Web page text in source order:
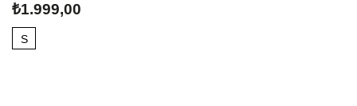
₺1.999,00
S